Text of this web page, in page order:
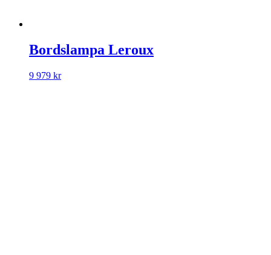
Bordslampa Leroux
9 979 kr